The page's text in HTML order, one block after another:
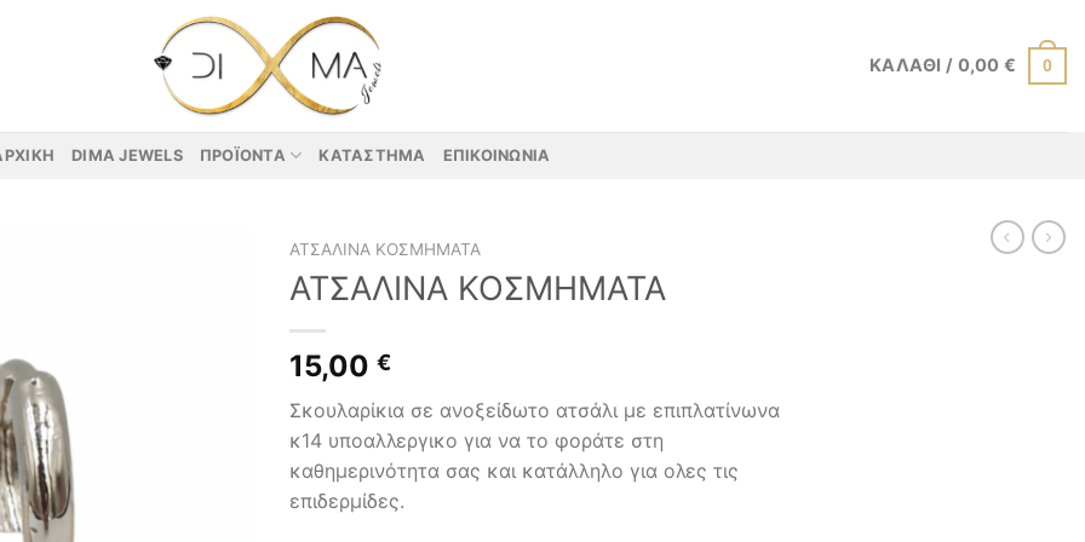
ΚΑΛΆΘΙ / 0,00€ 0
DIMA JEWELS ΠΡΟΪΌΝΤΑ ΚΑΤΆΣΤΗΜΑ ΕΠΙΚΟΙΝΩΝΊΑ
ΑΤΣΆΛΙΝΑ ΚΟΣΜΉΜΑΤΑ
ΑΤΣΑΛΙΝΑ ΚΟΣΜΗΜΑΤΑ
15,00 €
Σκουλαρίκια σε ανοξείδωτο ατσάλι με επιπλατίνωνα
κ14 υποαλλεργικο για να το φοράτε στη
καθημερινότητα σας και κατάλληλο για ολες τις
επιδερμίδες.